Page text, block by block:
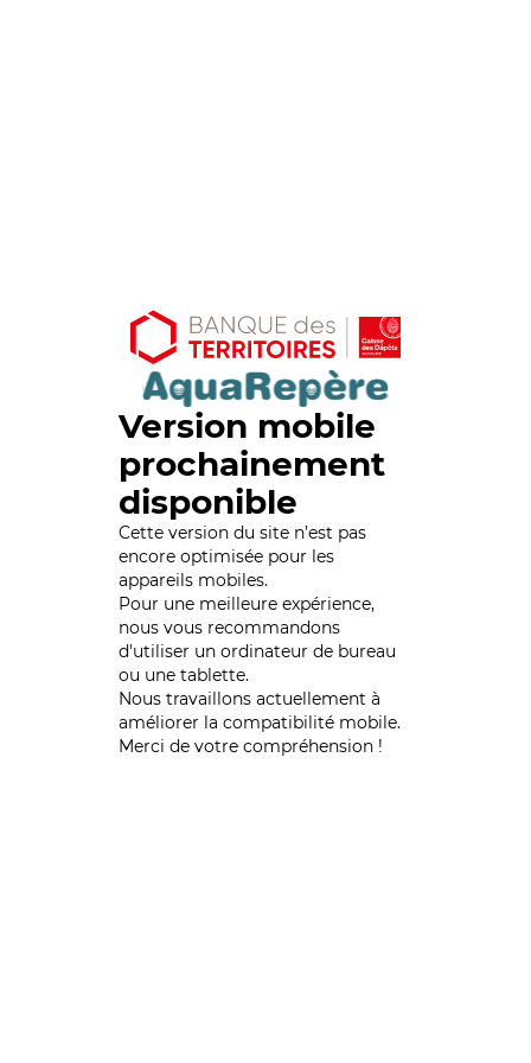
Version mobile
prochainement
disponible
Cette version du site n’est pas
encore optimisée pour les
appareils mobiles.
Pour une meilleure expérience,
nous vous recommandons
d'utiliser un ordinateur de bureau
ou une tablette.
Nous travaillons actuellement à
améliorer la compatibilité mobile.
Merci de votre compréhension !